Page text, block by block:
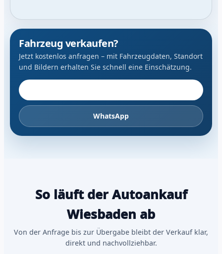
Fahrzeug verkaufen?
Jetzt kostenlos anfragen – mit Fahrzeugdaten, Standort
und Bildern erhalten Sie schnell eine Einschätzung.
WhatsApp
So läuft der Autoankauf
Wiesbaden ab
Von der Anfrage bis zur Übergabe bleibt der Verkauf klar,
direkt und nachvollziehbar.